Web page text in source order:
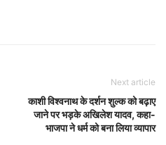
Next article
काशी विश्वनाथ के दर्शन शुल्क को बढ़ाए
जाने पर भड़के अखिलेश यादव, कहा-
भाजपा ने धर्म को बना लिया व्यापार